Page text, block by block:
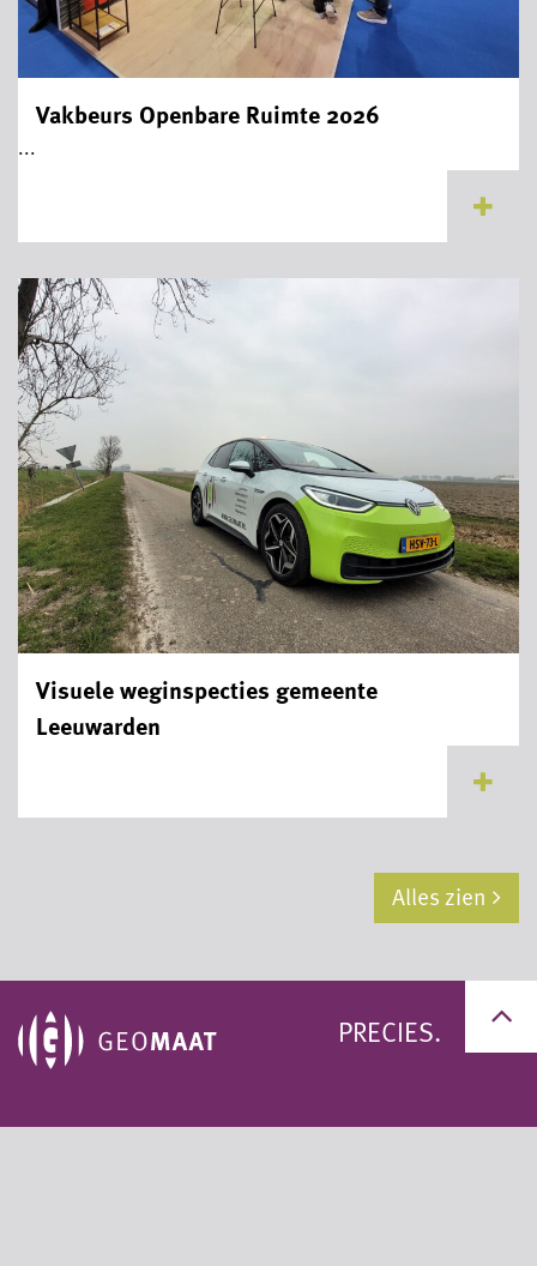
Vakbeurs Openbare Ruimte 2026
...
Visuele weginspecties gemeente
Leeuwarden
Alles zien
PRECIES.